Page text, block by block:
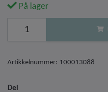
På lager
Artikkelnummer: 100013088
Del